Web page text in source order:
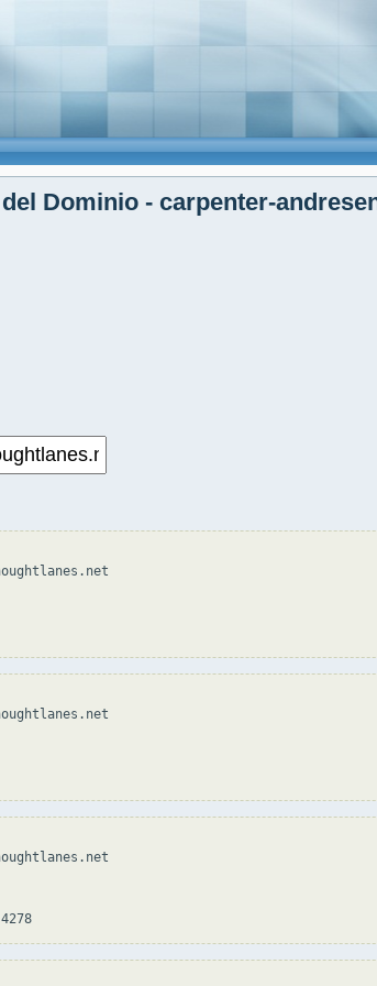
Dominio - carpenter-
ipv6: 2606:4700:3037::6815:4278